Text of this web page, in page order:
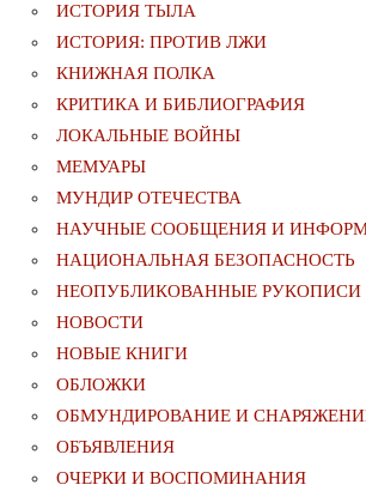
ИСТОРИЯ ТЫЛА
ИСТОРИЯ: ПРОТИВ ЛЖИ
КНИЖНАЯ ПОЛКА
КРИТИКА И БИБЛИОГРАФИЯ
ЛОКАЛЬНЫЕ ВОЙНЫ
МЕМУАРЫ
МУНДИР ОТЕЧЕСТВА
НАУЧНЫЕ СООБЩЕНИЯ И
НАЦИОНАЛЬНАЯ БЕЗОПАСНОСТЬ
НЕОПУБЛИКОВАННЫЕ РУКОПИСИ
НОВОСТИ
НОВЫЕ КНИГИ
ОБЛОЖКИ
ОБМУНДИРОВАНИЕ И
ОБЪЯВЛЕНИЯ
ОЧЕРКИ И ВОСПОМИНАНИЯ